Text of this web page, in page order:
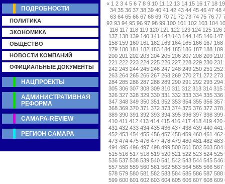
« 1 2 3 4 5 6 7 8 9 10 11 12 13 14 15 16 17 18 19
34 35 36 37 38 39 40 41 42 43 44 45 46 47 48
63 64 65 66 67 68 69 70 71 72 73 74 75 76 77
92 93 94 95 96 97 98 99 100 101 102 103 104
116 117 118 119 120 121 122 123 124 125 126
137 138 139 140 141 142 143 144 145 146 147
158 159 160 161 162 163 164 165 166 167 168
179 180 181 182 183 184 185 186 187 188 189
200 201 202 203 204 205 206 207 208 209 210
221 222 223 224 225 226 227 228 229 230 231
242 243 244 245 246 247 248 249 250 251 252
263 264 265 266 267 268 269 270 271 272 273
284 285 286 287 288 289 290 291 292 293 294
305 306 307 308 309 310 311 312 313 314 315
326 327 328 329 330 331 332 333 334 335 336
347 348 349 350 351 352 353 354 355 356 357
368 369 370 371 372 373 374 375 376 377 378
389 390 391 392 393 394 395 396 397 398 399
410 411 412 413 414 415 416 417 418 419 420
431 432 433 434 435 436 437 438 439 440 441
452 453 454 455 456 457 458 459 460 461 462
473 474 475 476 477 478 479 480 481 482 483
494 495 496 497 498 499 500 501 502 503 504
515 516 517 518 519 520 521 522 523 524 525
536 537 538 539 540 541 542 543 544 545 546
557 558 559 560 561 562 563 564 565 566 567
578 579 580 581 582 583 584 585 586 587 588
599 600 601 602 603 604 605 606 607 608 609
ПОДРОБНОСТИ
ПОЛИТИКА
ЭКОНОМИКА
ОБЩЕСТВО
НОВОСТИ КОМПАНИЙ
ОФИЦИАЛЬНЫЕ ДОКУМЕНТЫ
НАЦПРОЕКТЫ
АДМИНИСТРАТИВНАЯ
РЕФОРМА
САМАРА-REVIEW
РЕГИОН САМАРА